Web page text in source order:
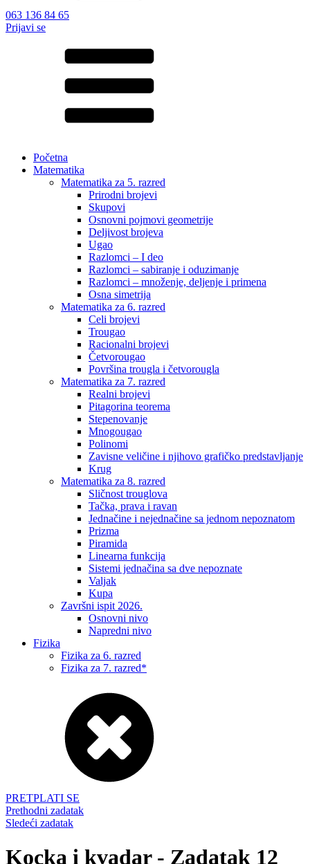
063 136 84 65
Prijavi se
Početna
Matematika
Matematika za 5. razred
Prirodni brojevi
Skupovi
Osnovni pojmovi geometrije
Deljivost brojeva
Ugao
Razlomci – I deo
Razlomci – sabiranje i oduzimanje
Razlomci – množenje, deljenje i primena
Osna simetrija
Matematika za 6. razred
Celi brojevi
Trougao
Racionalni brojevi
Četvorougao
Površina trougla i četvorougla
Matematika za 7. razred
Realni brojevi
Pitagorina teorema
Stepenovanje
Mnogougao
Polinomi
Zavisne veličine i njihovo grafičko predstavljanje
Krug
Matematika za 8. razred
Sličnost trouglova
Tačka, prava i ravan
Jednačine i nejednačine sa jednom nepoznatom
Prizma
Piramida
Linearna funkcija
Sistemi jednačina sa dve nepoznate
Valjak
Kupa
Završni ispit 2026.
Osnovni nivo
Napredni nivo
Fizika
Fizika za 6. razred
Fizika za 7. razred*
PRETPLATI SE
Prethodni zadatak
Sledeći zadatak
Kocka i kvadar - Zadatak 12